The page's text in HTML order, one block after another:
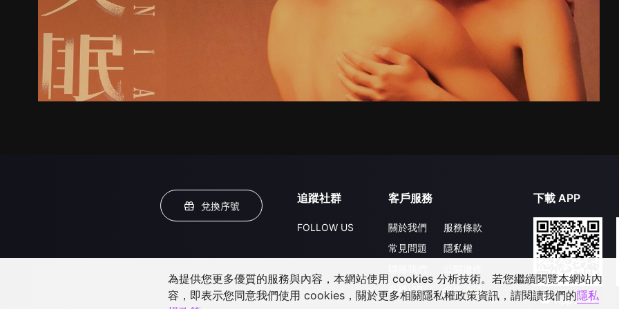
兌換序號
追蹤社群
FOLLOW US
客戶服務
關於我們
常見問題
升級VIP
服務條款
隱私權
合作洽談
下載 APP
為提供您更多優質的服務與內容，本網站使用 cookies 分析技術。若您繼續閱覽本網站內
容，即表示您同意我們使用 cookies，關於更多相關隱私權政策資訊，請閱讀我們的隱私